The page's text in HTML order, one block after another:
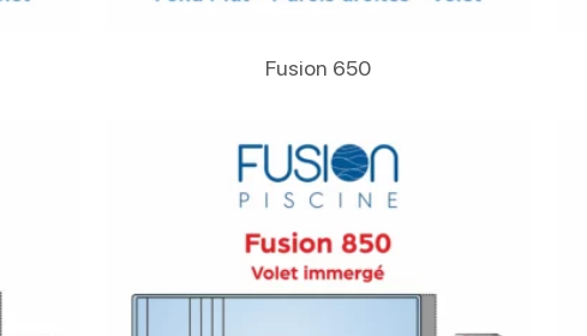
Fusion 650